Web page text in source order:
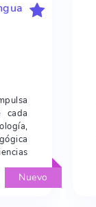
Nuevo
cada